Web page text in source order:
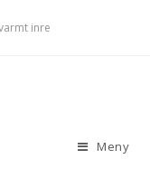
inre
Meny